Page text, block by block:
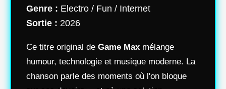
Genre : Electro / Fun / Internet
Sortie : 2026
Ce titre original de Game Max mélange
humour, technologie et musique moderne. La
chanson parle des moments où l'on bloque